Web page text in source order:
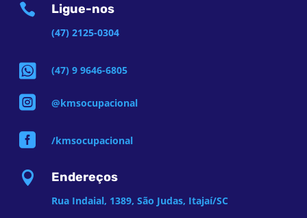
 Ligue-nos
(47) 2125-0304
 (47) 9 9646-6805
 @kmsocupacional
 /kmsocupacional
 Endereços
Rua Indaial, 1389, São Judas, Itajaí/SC